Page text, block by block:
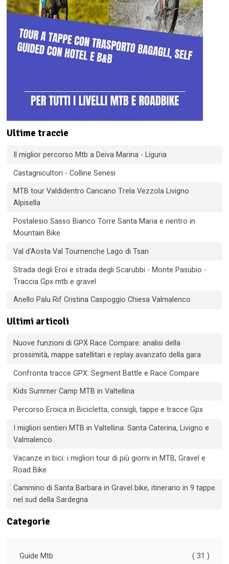
Ultime traccie
Il miglior percorso Mtb a Deiva Marina - Liguria
Castagnicultori - Colline Senesi
MTB tour Valdidentro Cancano Trela Vezzola Livigno
Alpisella
Postalesio Sasso Bianco Torre Santa Maria e rientro in
Mountain Bike
Val d'Aosta Val Tournenche Lago di Tsan
Strada degli Eroi e strada degli Scarubbi - Monte Pasubio -
Traccia Gpx mtb e gravel
Anello Palu Rif Cristina Caspoggio Chiesa Valmalenco
Ultimi articoli
Nuove funzioni di GPX Race Compare: analisi della
prossimità, mappe satellitari e replay avanzato della gara
Confronta tracce GPX: Segment Battle e Race Compare
Kids Summer Camp MTB in Valtellina
Percorso Eroica in Bicicletta, consigli, tappe e tracce Gpx
I migliori sentieri MTB in Valtellina: Santa Caterina, Livigno e
Valmalenco
Vacanze in bici: i migliori tour di più giorni in MTB, Gravel e
Road Bike
Cammino di Santa Barbara in Gravel bike, itinerario in 9 tappe
nel sud della Sardegna
Categorie
Guide Mtb
( 31 )